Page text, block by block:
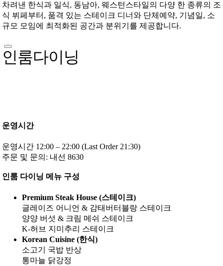
차려낸 한식과 일식, 동남아, 웨스턴스타일의 다양 한 종류의 조
식 뷔페부터, 품격 있는 스테이크 디너와 단체예약, 기념일, 소
규모 모임에 최적화된 공간과 분위기를 제공합니다.
인룸다이닝
운영시간
운영시간 12:00 – 22:00 (Last Order 21:30)
주문 및 문의: 내선 8630
인룸 다이닝 메뉴 구성
Premium Steak House (스테이크)
글레이즈 어니언 & 감태버터블랑 스테이크
양양 버섯 & 크림 메쉬 스테이크
K-허브 지미추리 스테이크
Korean Cuisine (한식)
소고기 국밥 반상
통마늘 닭강정